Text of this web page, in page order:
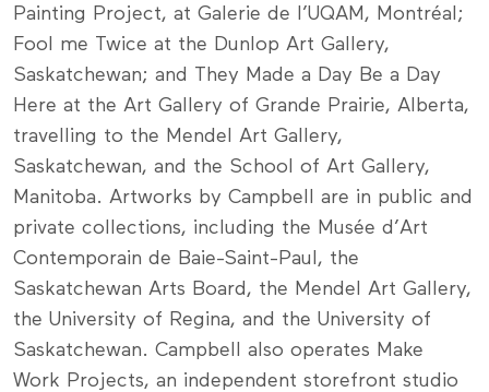
Painting Project, at Galerie de l’UQAM, Montréal;
Fool me Twice at the Dunlop Art Gallery,
Saskatchewan; and They Made a Day Be a Day
Here at the Art Gallery of Grande Prairie, Alberta,
travelling to the Mendel Art Gallery,
Saskatchewan, and the School of Art Gallery,
Manitoba. Artworks by Campbell are in public and
private collections, including the Musée d’Art
Contemporain de Baie-Saint-Paul, the
Saskatchewan Arts Board, the Mendel Art Gallery,
the University of Regina, and the University of
Saskatchewan. Campbell also operates Make
Work Projects, an independent storefront studio